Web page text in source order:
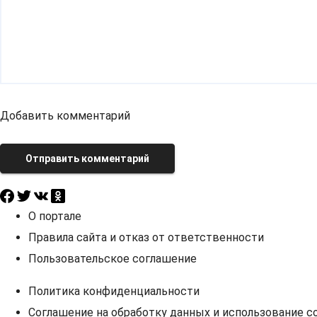
Добавить комментарий
Отправить комментарий
О портале
Правила сайта и отказ от ответственности
Пользовательское соглашение
Политика конфиденциальности
Соглашение на обработку данных и использование